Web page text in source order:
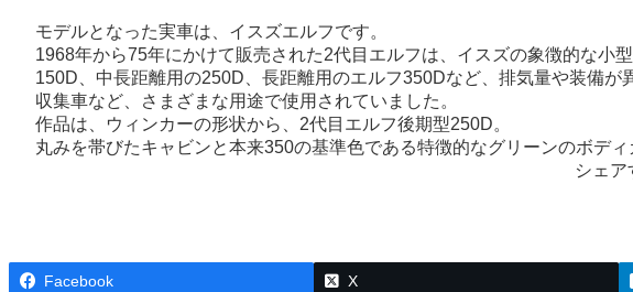
モデルとなった実車は、イスズエルフです。
1968年から75年にかけて販売された2代目エルフは、イスズの象徴的な小
150D、中長距離用の250D、長距離用のエルフ350Dなど、排気量や装備
収集車など、さまざまな用途で使用されていました。
作品は、ウィンカーの形状から、2代目エルフ後期型250D。
丸みを帯びたキャビンと本来350の基準色である特徴的なグリーンのボデ
シェア
Facebook X